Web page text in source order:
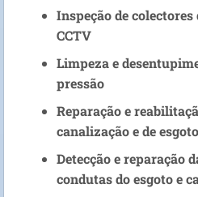
Inspeção de
CCTV
Limpeza e
pressão
Reparação e
canalização e de
Detecção e reparação
condutas do esgoto e